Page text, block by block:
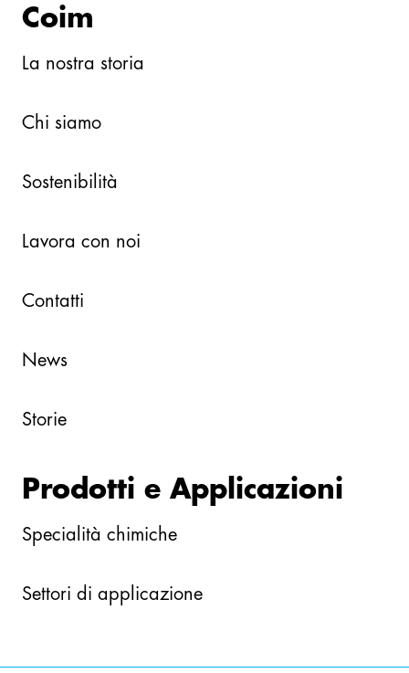
Coim
La nostra storia
Chi siamo
Sostenibilità
Lavora con noi
Contatti
News
Storie
Prodotti e Applicazioni
Specialità chimiche
Settori di applicazione